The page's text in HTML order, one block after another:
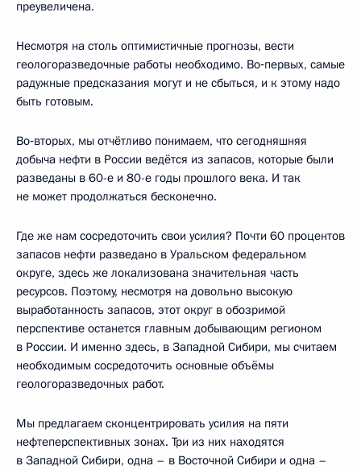
преувеличена.
Несмотря на столь оптимистичные прогнозы, вести
геологоразведочные работы необходимо. Во‑первых, самые
радужные предсказания могут и не сбыться, и к этому надо
быть готовым.
Во‑вторых, мы отчётливо понимаем, что сегодняшняя
добыча нефти в России ведётся из запасов, которые были
разведаны в 60-е и 80-е годы прошлого века. И так
не может продолжаться бесконечно.
Где же нам сосредоточить свои усилия? Почти 60 процентов
запасов нефти разведано в Уральском федеральном
округе, здесь же локализована значительная часть
ресурсов. Поэтому, несмотря на довольно высокую
выработанность запасов, этот округ в обозримой
перспективе останется главным добывающим регионом
в России. И именно здесь, в Западной Сибири, мы считаем
необходимым сосредоточить основные объёмы
геологоразведочных работ.
Мы предлагаем сконцентрировать усилия на пяти
нефтеперспективных зонах. Три из них находятся
в Западной Сибири, одна – в Восточной Сибири и одна –